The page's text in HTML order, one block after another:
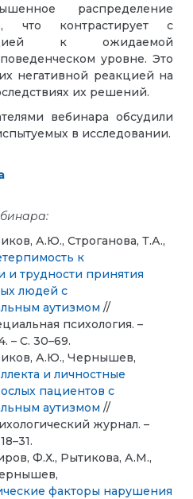
распределение
что контрастирует с
к ожидаемой
уровне. Это
негативной реакцией на
их решений.
вебинара обсудили
в исследовании.
А.Ю., Строганова, Т.А.,
к
и трудности принятия
людей с
аутизмом //
психология. –
– С. 30–69.
А.Ю., Чернышев,
и личностные
пациентов с
аутизмом //
журнал. –
Ф.Х., Рытикова, А.М.,
факторы нарушения